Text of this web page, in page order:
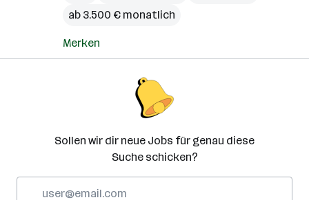
ab 3.500 € monatlich
Merken
Sollen wir dir neue Jobs für genau diese
Suche schicken?